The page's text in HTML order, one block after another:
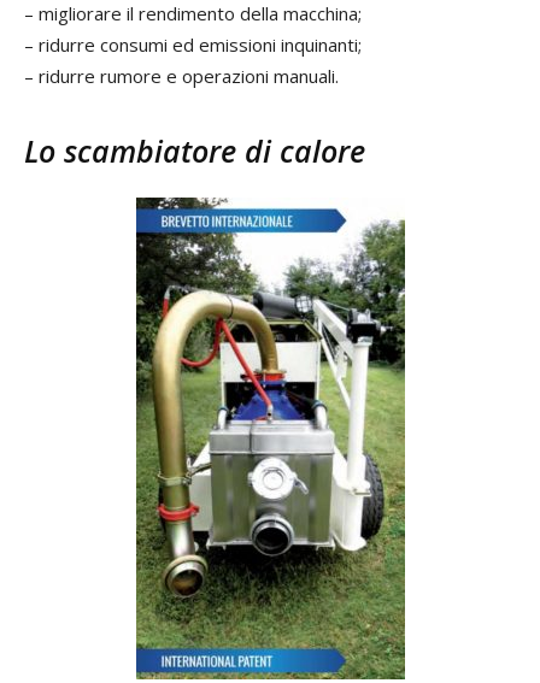
– migliorare il rendimento della macchina;
– ridurre consumi ed emissioni inquinanti;
– ridurre rumore e operazioni manuali.
Lo scambiatore di calore